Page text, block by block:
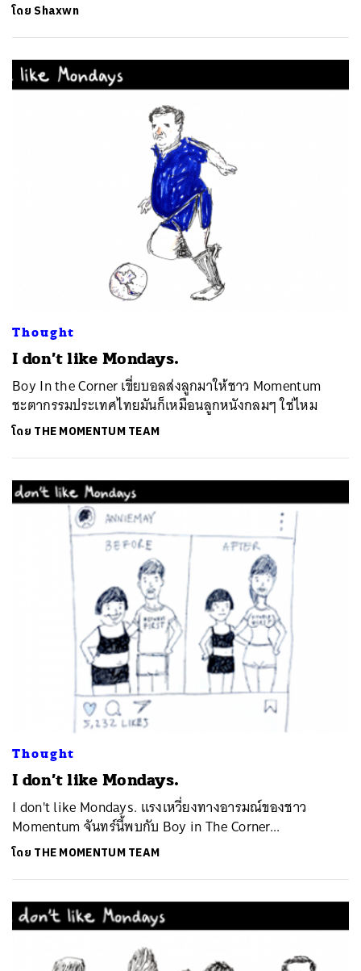
โดย Shaxwn
Thought
I don’t like Mondays.
Boy In the Corner เขี่ยบอลส่งลูกมาให้ชาว Momentum
ชะตากรรมประเทศไทยมันก็เหมือนลูกหนังกลมๆ ใช่ไหม
โดย THE MOMENTUM TEAM
Thought
I don’t like Mondays.
I don't like Mondays. แรงเหวี่ยงทางอารมณ์ของชาว
Momentum จันทร์นี้พบกับ Boy in The Corner...
โดย THE MOMENTUM TEAM
SHARE TWEET LINE EMAIL